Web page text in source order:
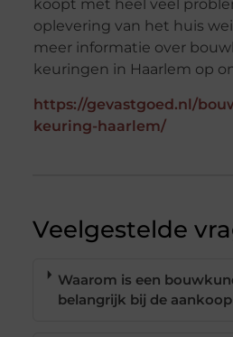
koopt met heel veel
oplevering van het huis
meer informatie over
keuringen in Haarlem op
https://gevastgoed.nl/
keuring-haarlem/
Veelgestelde
Waarom is een
belangrijk bij de